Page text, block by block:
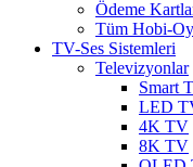
Ödeme
Tüm Hobi-
TV-Ses Sistemleri
Televizyonlar
Smart
LED
4K TV
8K TV